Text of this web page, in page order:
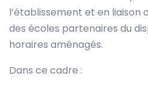
l’établissement et en liaison
des écoles partenaires du
horaires aménagés.
Dans ce cadre :